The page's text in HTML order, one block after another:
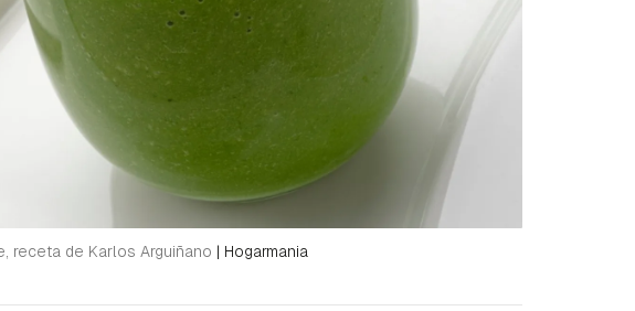
receta de Karlos Arguiñano | Hogarmania